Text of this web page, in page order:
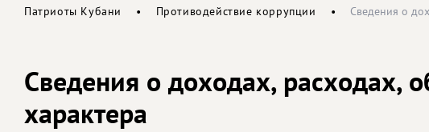
Патриоты Кубани Противодействие коррупции Сведения о
Сведения о доходах, расходах,
характера